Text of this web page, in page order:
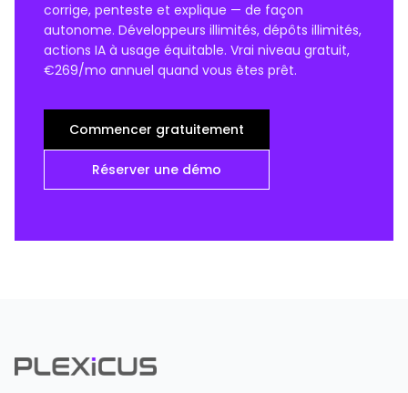
corrige, penteste et explique — de façon
autonome. Développeurs illimités, dépôts illimités,
actions IA à usage équitable. Vrai niveau gratuit,
€269/mo annuel quand vous êtes prêt.
Commencer gratuitement
Réserver une démo